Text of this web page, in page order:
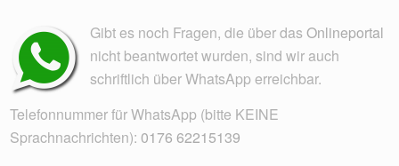
Gibt es noch Fragen, die über dasOnlineportal
nicht beantwortet wurden, sind wir auch
schriftlich über WhatsApp erreichbar.
Telefonnummer für WhatsApp (bitte KEINE
Sprachnachrichten): 0176 62215139